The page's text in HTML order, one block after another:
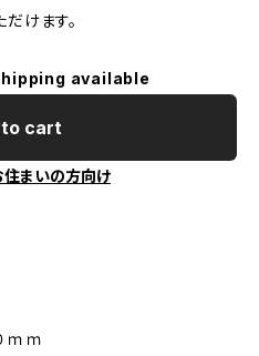
けます。
available
cart
まいの方向け
ｍｍ